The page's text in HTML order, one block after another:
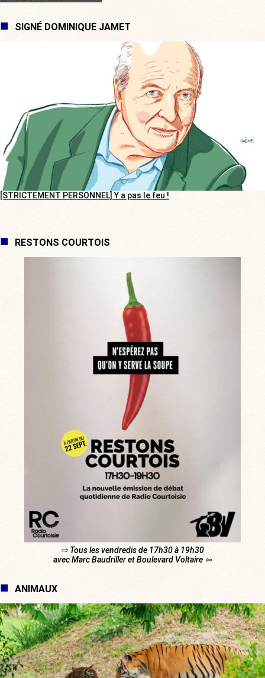
SIGNÉ DOMINIQUE JAMET
[STRICTEMENT PERSONNEL] Y a pas le feu !
RESTONS COURTOIS
⇨ Tous les vendredis de 17h30 à 19h30
avec Marc Baudriller et Boulevard Voltaire ⇦
ANIMAUX